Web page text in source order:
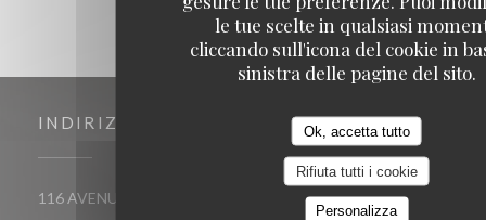
le tue scelte in qualsiasi
cliccando sull'icona del cookie in
sinistra delle pagine del sito.
Ok, accetta tutto
Rifiuta tutti i cookie
Personalizza
INDIRIZZO
116 AVENUE VICTOR HUGO 26000 VALENCE((apre una nuova